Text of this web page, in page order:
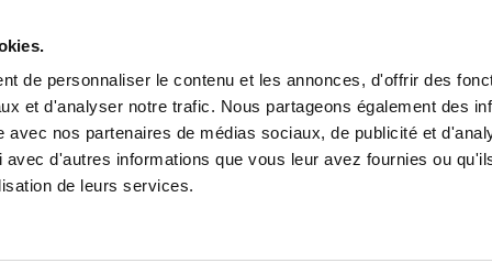
de personnaliser le contenu et les annonces, d'offrir des
et d'analyser notre trafic. Nous partageons également des
avec nos partenaires de médias sociaux, de publicité et
d'autres informations que vous leur avez fournies ou
de leurs services.
Contactez-nous
Clients
à la zone d'information
client
Centre de services
+32(0)800/12.712
SOLUTIONS CYBER SÉCURITÉ GOUVERNANCE